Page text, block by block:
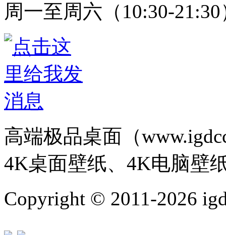
周一至周六（10:30-21:30
高端极品桌面（
4K桌面壁纸、4K电脑壁
Copyright © 2011-2026